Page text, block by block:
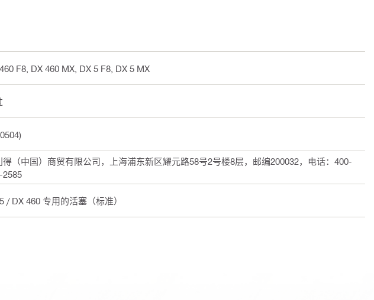
460 F8, DX 460 MX, DX 5 F8, DX 5 MX
得（中国）商贸有限公司，上海浦东新区耀元路58号2号楼8层，邮编200032，电话：400-
2585
5 / DX 460 专用的活塞（标准）